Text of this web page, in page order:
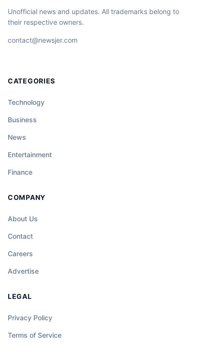
Unofficial news and updates. All trademarks belong to
their respective owners.
contact@newsjer.com
CATEGORIES
Technology
Business
News
Entertainment
Finance
COMPANY
About Us
Contact
Careers
Advertise
LEGAL
Privacy Policy
Terms of Service